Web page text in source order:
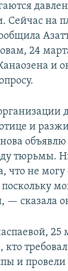
Сейчас на
24
и
и
объявлю
тюрьмы.
что не
— сказала
25
кто
и провели